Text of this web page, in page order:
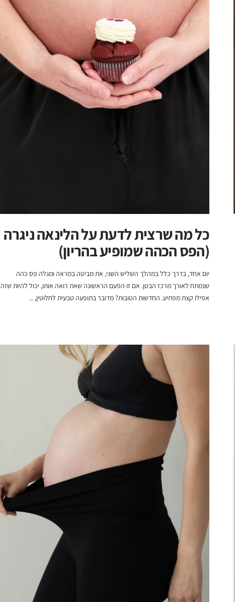
כל מה שרצית לדעת על הלינאה ניגרה
(הפס הכהה שמופיע בהריון)
יום אחד, בדרך כלל במהלך השליש השני, את מביטה במראה ומגלה פס כהה
שנמתח לאורך מרכז הבטן. אם זו הפעם הראשונה שאת רואה אותו, יכול להיות שזה
אפילו קצת מפתיע. החדשות הטובות? מדובר בתופעה טבעית לחלוטין, ...